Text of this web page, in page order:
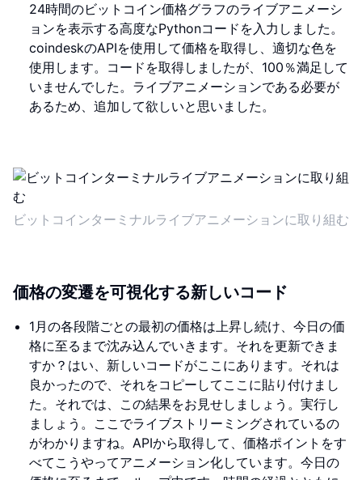
24時間のビットコイン価格グラフのライブアニメーシ
ョンを表示する高度なPythonコードを入力しました。
coindeskのAPIを使用して価格を取得し、適切な色を
使用します。コードを取得しましたが、100％満足して
いませんでした。ライブアニメーションである必要が
あるため、追加して欲しいと思いました。
ビットコインターミナルライブアニメーションに取り組む
価格の変遷を可視化する新しいコード
1月の各段階ごとの最初の価格は上昇し続け、今日の価
格に至るまで沈み込んでいきます。それを更新できま
すか？はい、新しいコードがここにあります。それは
良かったので、それをコピーしてここに貼り付けまし
た。それでは、この結果をお見せしましょう。実行し
ましょう。ここでライブストリーミングされているの
がわかりますね。APIから取得して、価格ポイントをす
べてこうやってアニメーション化しています。今日の